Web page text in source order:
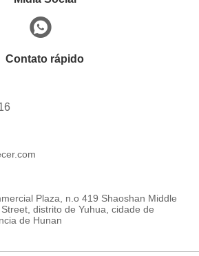
Contato rápido
Plaza, n.o 419 Shaoshan Middle
distrito de Yuhua, cidade de
de Hunan